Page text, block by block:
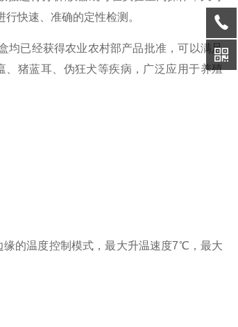
快速、准确的定性检测。
均已经获得农业农村部产品批准，可以满足
猪蓝耳、伪狂犬等疾病，广泛应用于养殖
的温度控制模式，最大升温速度7℃，最大